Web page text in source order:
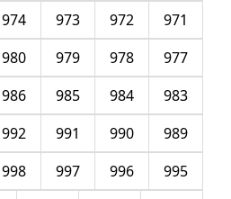
971
972
973
974
977
978
979
980
983
984
985
986
989
990
991
992
995
996
997
998